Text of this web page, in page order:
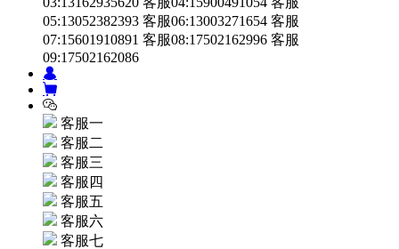
05:13052382393 客服06:13003271654 客服
07:15601910891 客服08:17502162996 客服
09:17502162086
客服一
客服二
客服三
客服四
客服五
客服六
客服七